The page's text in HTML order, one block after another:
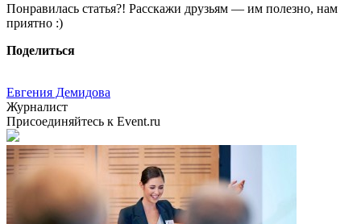
Понравилась статья?! Расскажи друзьям — им полезно, нам
приятно :)
Поделиться
Евгения Демидова
Журналист
Присоединяйтесь к Event.ru